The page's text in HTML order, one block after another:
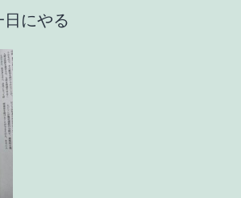
にやる